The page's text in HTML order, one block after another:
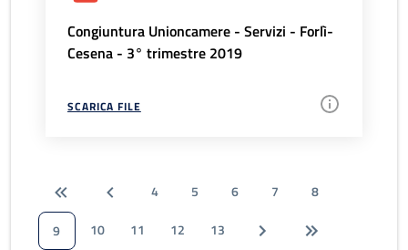
Congiuntura Unioncamere - Servizi - Forlì-
Cesena - 3° trimestre 2019
SCARICA FILE
4 5 6 7
8
9
10 11 12 13